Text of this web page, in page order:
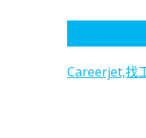
Careerjet,找